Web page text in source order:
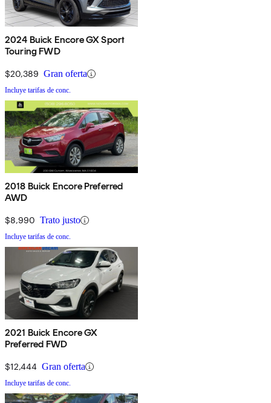
2024 Buick Encore GX Sport
Touring FWD
$20,389 Gran oferta
Incluye tarifas de conc.
2018 Buick Encore Preferred
AWD
$8,990 Trato justo
Incluye tarifas de conc.
2021 Buick Encore GX
Preferred FWD
$12,444 Gran oferta
Incluye tarifas de conc.